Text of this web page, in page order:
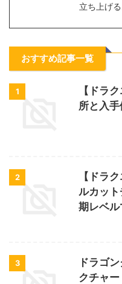
立ち上げる
おすすめ記事一覧
1
【ドラ
所と入
2
【ドラ
ルカッ
期レベ
3
ドラゴ
クチャ